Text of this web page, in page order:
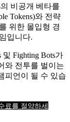
비공개 베타를
Tokens)와 전략
위한 몰입형 경
입니다.
및 Fighting Bots가
와 전투를 벌이는
피언이 될 수 있습
료를 절약하세